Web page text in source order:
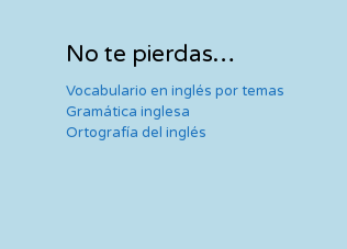
No te pierdas…
Vocabulario en inglés por temas
Gramática inglesa
Ortografía del inglés